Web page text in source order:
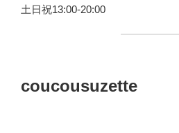
土日祝13:00-20:00
coucousuzette